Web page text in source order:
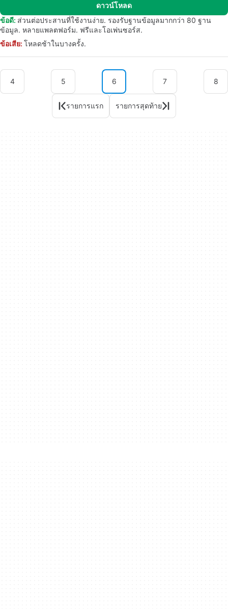
ดาวน์โหลด
ข้อดี: ส่วนต่อประสานที่ใช้งานง่าย. รองรับฐานข้อมูลมากกว่า 80 ฐาน
ข้อมูล. หลายแพลตฟอร์ม. ฟรีและโอเพ่นซอร์ส.
ข้อเสีย: โหลดช้าในบางครั้ง.
4 5 6 7 8
รายการแรก รายการสุดท้าย